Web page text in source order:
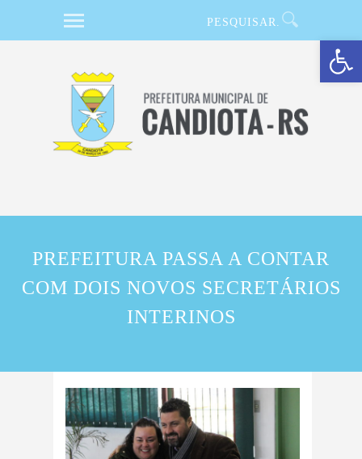
Barra de Ferramentas Aberta
PREFEITURA PASSA A CONTAR
COM DOIS NOVOS SECRETÁRIOS
INTERINOS